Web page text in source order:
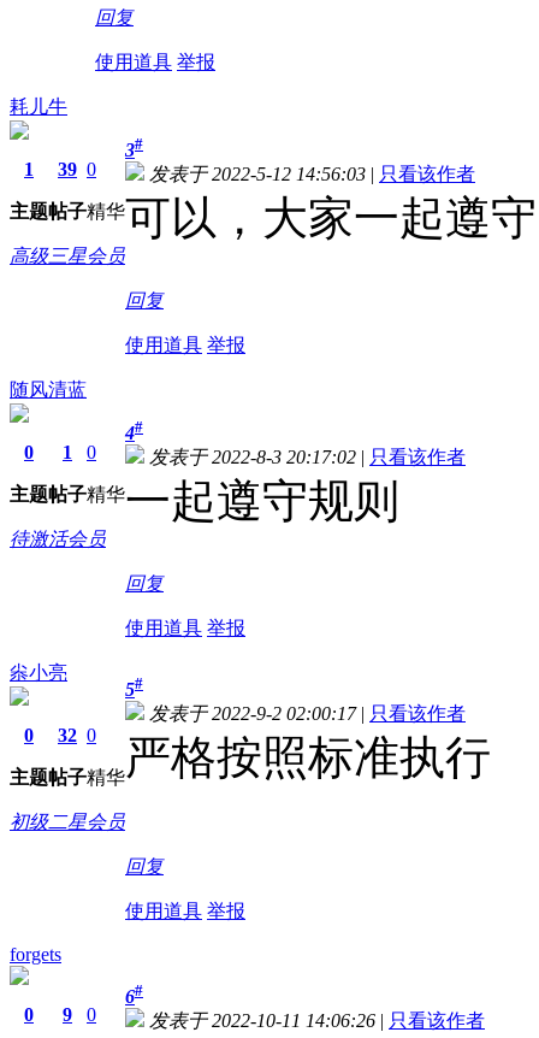
回复
使用道具 举报
耗儿牛
1
主题
39
帖子
0
精华
高级三星会员
3#
发表于 2022-5-12 14:56:03 | 只看该作者
可以，大家一起遵
回复
使用道具 举报
随风清蓝
0
主题
1
帖子
0
精华
待激活会员
4#
发表于 2022-8-3 20:17:02 | 只看该作者
一起遵守规则
回复
使用道具 举报
尜小亮
0
主题
32
帖子
0
精华
初级二星会员
5#
发表于 2022-9-2 02:00:17 | 只看该作者
严格按照标准执行
回复
使用道具 举报
forgets
0 9 0
6#
发表于 2022-10-11 14:06:26 | 只看该作者